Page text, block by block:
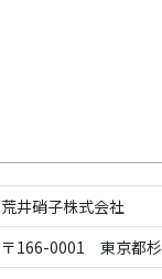
荒井硝子株式会社
〒166-0001 東京都